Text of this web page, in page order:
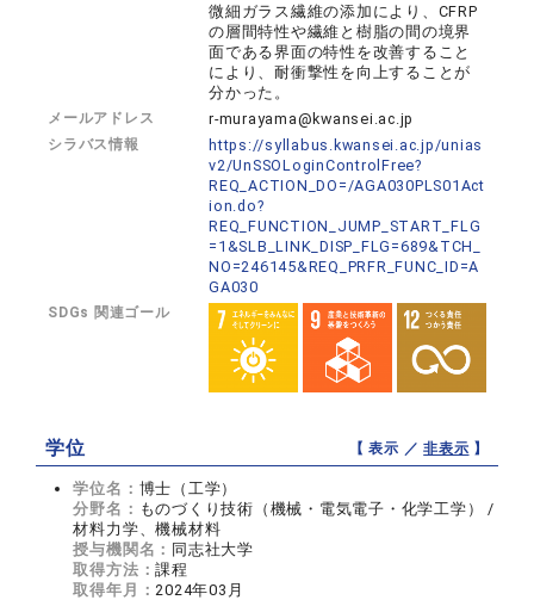
微細ガラス繊維の添加により、CFRP
の層間特性や繊維と樹脂の間の境界
面である界面の特性を改善すること
により、耐衝撃性を向上することが
分かった。
メールアドレス r-murayama@kwansei.ac.jp
シラバス情報
https://syllabus.kwansei.ac.jp/unias
v2/UnSSOLoginControlFree?
REQ_ACTION_DO=/AGA030PLS01Act
ion.do?
REQ_FUNCTION_JUMP_START_FLG
=1&SLB_LINK_DISP_FLG=689&TCH_
NO=246145&REQ_PRFR_FUNC_ID=A
GA030
SDGs 関連ゴール
学位 【 表示 ／非表示 】
学位名： 博士（工学）
分野名： ものづくり技術（機械・電気電子・化学工学） /
材料力学、機械材料
授与機関名： 同志社大学
取得方法：課程
取得年月： 2024年03月